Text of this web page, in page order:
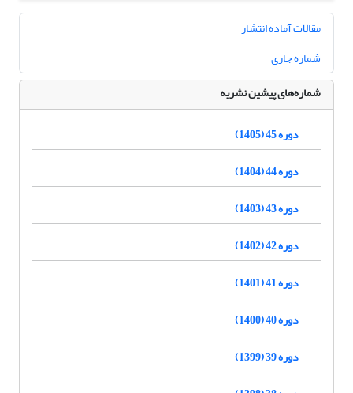
مقالات آماده انتشار
شماره جاری
شماره‌های پیشین نشریه
دوره 45 (1405)
دوره 44 (1404)
دوره 43 (1403)
دوره 42 (1402)
دوره 41 (1401)
دوره 40 (1400)
دوره 39 (1399)